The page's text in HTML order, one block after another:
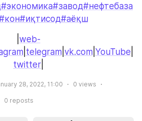
#экономика#завод#нефтебаза
#иқтисод#аёқш
web-
telegram vk.com YouTube
twitter
28, 2022, 11:00 0 views
0 reposts